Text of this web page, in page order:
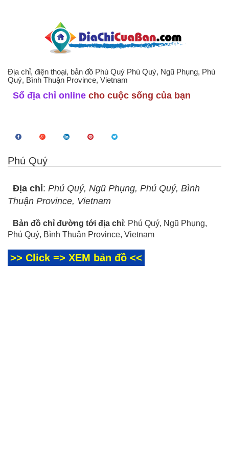
Địa chỉ, điện thoại, bản đồ Phú Quý Phú Quý, Ngũ Phụng, Phú
Quý, Bình Thuận Province, Vietnam
Sổ địa chỉ online cho cuộc sống của bạn
Phú Quý
Địa chỉ: Phú Quý, Ngũ Phụng, Phú Quý, Bình
Thuận Province, Vietnam
Bản đồ chỉ đường tới địa chỉ: Phú Quý, Ngũ Phụng,
Phú Quý, Bình Thuận Province, Vietnam
>> Click => XEM bản đồ <<